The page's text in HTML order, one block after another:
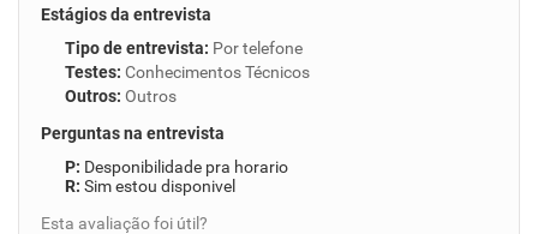
Estágios da entrevista
Tipo de entrevista: Por telefone
Testes: Conhecimentos Técnicos
Outros: Outros
Perguntas na entrevista
Desponibilidade pra horario
Sim estou disponivel
Esta avaliação foi útil?